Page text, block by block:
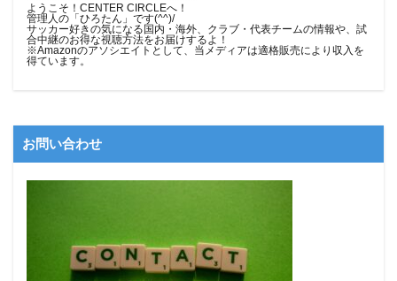
ようこそ！CENTER CIRCLEへ！
管理人の「ひろたん」です(^^)/
サッカー好きの気になる国内・海外、クラブ・代表チームの情報や、試
合中継のお得な視聴方法をお届けするよ！
※Amazonのアソシエイトとして、当メディアは適格販売により収入を
得ています。
お問い合わせ